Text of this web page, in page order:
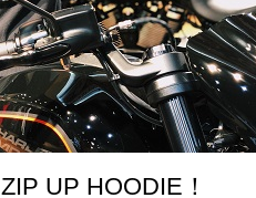
UP HOODIE！